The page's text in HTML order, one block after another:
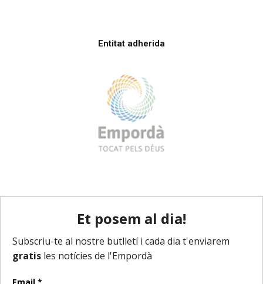
Entitat adherida